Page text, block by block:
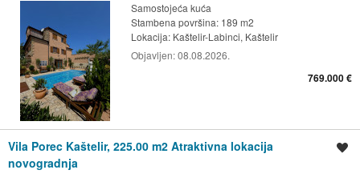
Samostojeća kuća
Stambena površina: 189 m2
Lokacija: Kaštelir-Labinci, Kaštelir
Objavljen:08.08.2026.
769.000 €
Vila Porec Kaštelir, 225.00 m2 Atraktivna lokacija
novogradnja